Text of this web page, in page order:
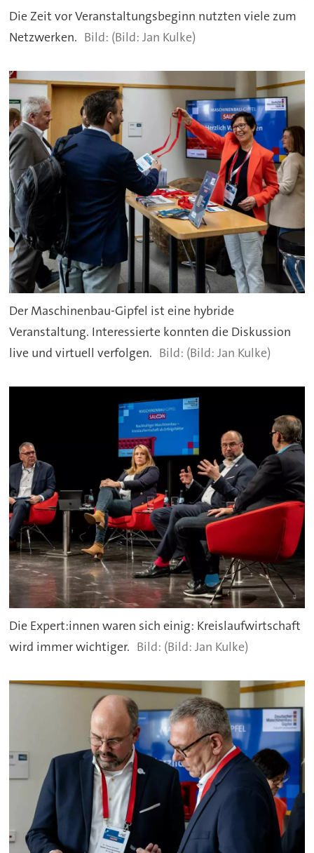
Die Zeit vor Veranstaltungsbeginn nutzten viele zum
Netzwerken.
(Bild: Jan Kulke)
Der Maschinenbau-Gipfel ist eine hybride
Veranstaltung. Interessierte konnten die Diskussion
live und virtuell verfolgen.
(Bild: Jan Kulke)
Die Expert:innen waren sich einig: Kreislaufwirtschaft
wird immer wichtiger.
(Bild: Jan Kulke)